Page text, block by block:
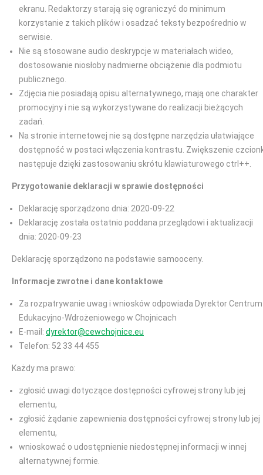
ekranu. Redaktorzy starają się ograniczyć do minimum
korzystanie z takich plików i osadzać teksty bezpośrednio w
serwisie.
Nie są stosowane audio deskrypcje w materiałach wideo,
dostosowanie niosłoby nadmierne obciążenie dla podmiotu
publicznego.
Zdjęcia nie posiadają opisu alternatywnego, mają one charakter
promocyjny i nie są wykorzystywane do realizacji bieżących
zadań.
Na stronie internetowej nie są dostępne narzędzia ułatwiające
dostępność w postaci włączenia kontrastu. Zwiększenie
następuje dzięki zastosowaniu skrótu klawiaturowego ctrl++.
Przygotowanie deklaracji w sprawie dostępności
Deklarację sporządzono dnia: 2020-09-22
Deklarację została ostatnio poddana przeglądowi i aktualizacji
dnia: 2020-09-23
Deklarację sporządzono na podstawie samooceny.
Informacje zwrotne i dane kontaktowe
Za rozpatrywanie uwag i wniosków odpowiada Dyrektor Centrum
Edukacyjno-Wdrożeniowego w Chojnicach
E-mail: dyrektor@cewchojnice.eu
Telefon: 52 33 44 455
Każdy ma prawo:
zgłosić uwagi dotyczące dostępności cyfrowej strony lub jej
elementu,
zgłosić żądanie zapewnienia dostępności cyfrowej strony lub jej
elementu,
wnioskować o udostępnienie niedostępnej informacji w innej
alternatywnej formie.